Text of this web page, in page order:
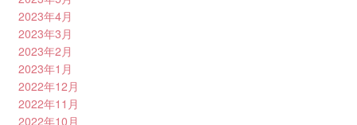
2023年4月
2023年3月
2023年2月
2023年1月
2022年12月
2022年11月
2022年10月